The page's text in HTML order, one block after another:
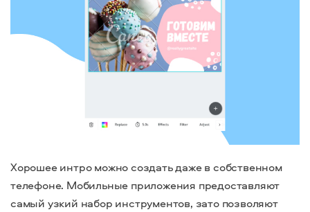
Хорошее интро можно создать даже в собственном
телефоне. Мобильные приложения предоставляют
самый узкий набор инструментов, зато позволяют